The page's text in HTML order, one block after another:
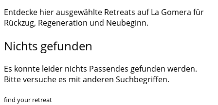
Entdecke hier ausgewählte Retreats auf La Gomera für
Rückzug, Regeneration und Neubeginn.
Nichts gefunden
Es konnte leider nichts Passendes gefunden werden.
Bitte versuche es mit anderen Suchbegriffen.
find your retreat